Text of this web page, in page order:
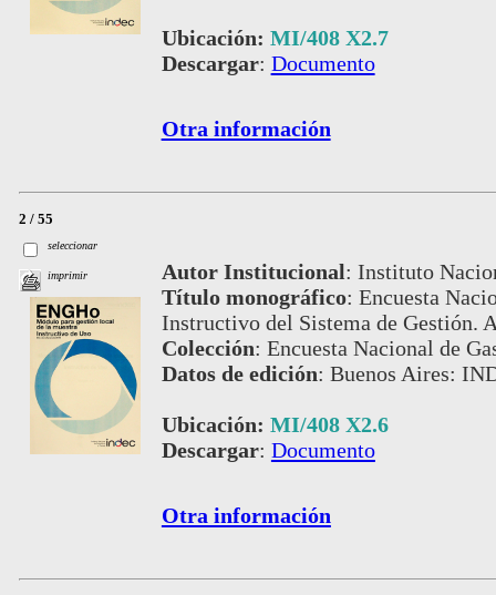
Ubicación: MI/408 X2.7
Descargar: Documento
Otra información
2 / 55
seleccionar
imprimir Autor Institucional: Instituto
Título monográfico: Encuesta
Instructivo del Sistema de Gestión.
Colección: Encuesta Nacional de
Datos de edición: Buenos Aires:
Ubicación: MI/408 X2.6
Descargar: Documento
Otra información